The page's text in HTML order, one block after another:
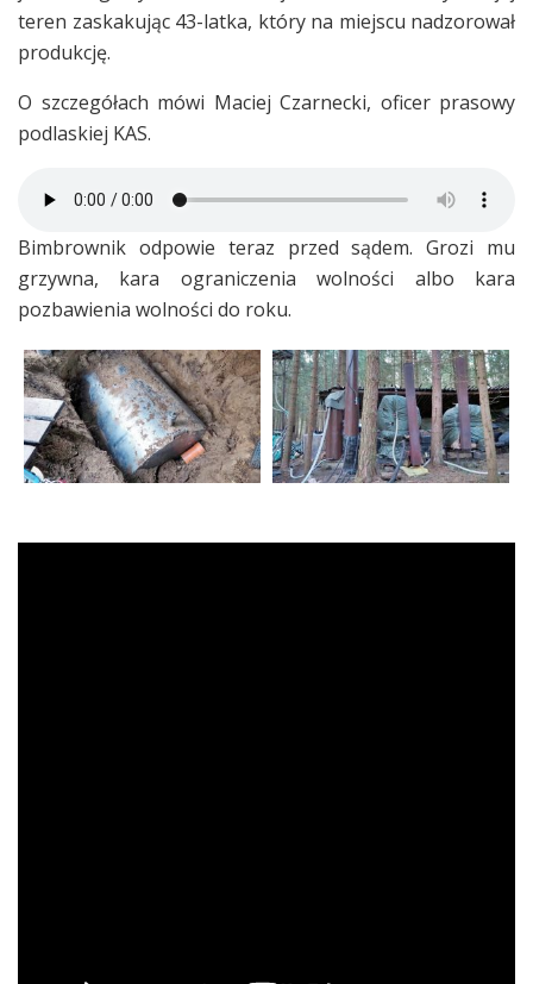
teren zaskakując 43-latka, który na miejscu nadzorował
produkcję.
O szczegółach mówi Maciej Czarnecki, oficer prasowy
podlaskiej KAS.
Bimbrownik odpowie teraz przed sądem. Grozi mu
grzywna, kara ograniczenia wolności albo kara
pozbawienia wolności do roku.